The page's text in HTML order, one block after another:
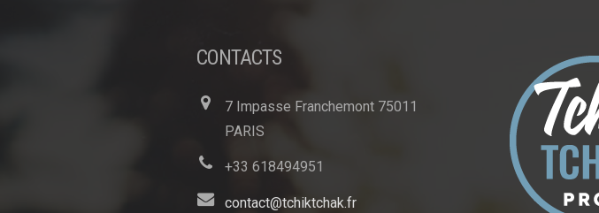
CONTACTS
7 Impasse Franchemont 75011
PARIS
+33 618494951
contact@tchiktchak.fr